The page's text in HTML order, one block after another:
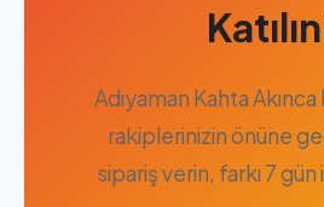
Adıyaman Kahta
rakiplerinizin önüne
sipariş verin, farkı 7